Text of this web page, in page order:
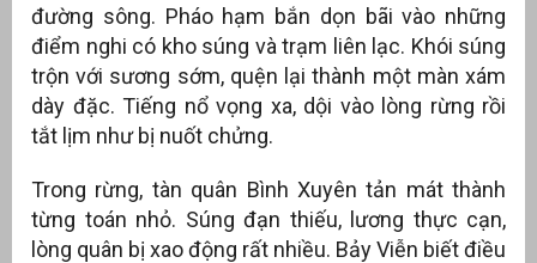
đường sông. Pháo hạm bắn dọn bãi vào những
điểm nghi có kho súng và trạm liên lạc. Khói súng
trộn với sương sớm, quện lại thành một màn xám
dày đặc. Tiếng nổ vọng xa, dội vào lòng rừng rồi
tắt lịm như bị nuốt chửng.
Trong rừng, tàn quân Bình Xuyên tản mát thành
từng toán nhỏ. Súng đạn thiếu, lương thực cạn,
lòng quân bị xao động rất nhiều. Bảy Viễn biết điều